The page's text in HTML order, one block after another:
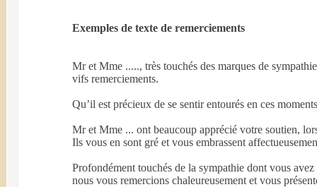
Exemples de texte de remerciements
Mr et Mme ....., très touchés des marques de
vifs remerciements.
Qu’il est précieux de se sentir entourés en ces
Mr et Mme ... ont beaucoup apprécié votre soutien,
Ils vous en sont gré et vous embrassent
Profondément touchés de la sympathie dont vous
nous vous remercions chaleureusement et vous